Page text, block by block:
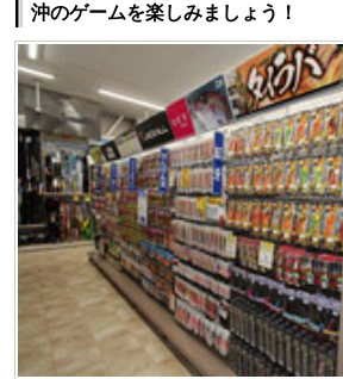
沖のゲームを楽しみましょう！